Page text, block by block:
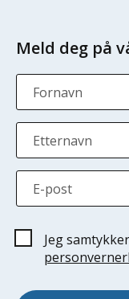
Meld deg på
Fornavn
Etternavn
E-post
Jeg